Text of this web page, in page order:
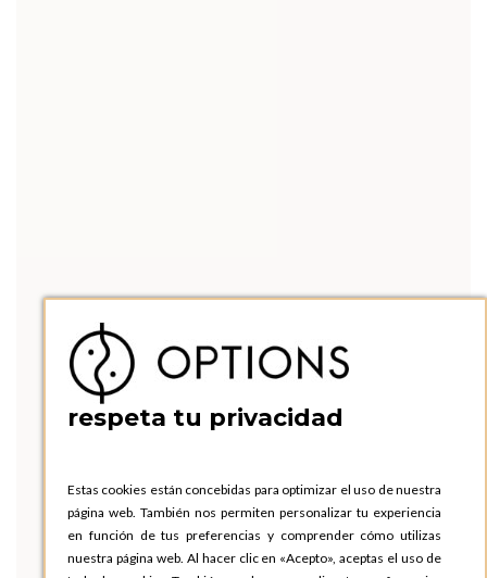
respeta tu privacidad
Estas cookies están concebidas para optimizar el uso de nuestra
página web. También nos permiten personalizar tu experiencia
en función de tus preferencias y comprender cómo utilizas
nuestra página web. Al hacer clic en «Acepto», aceptas el uso de